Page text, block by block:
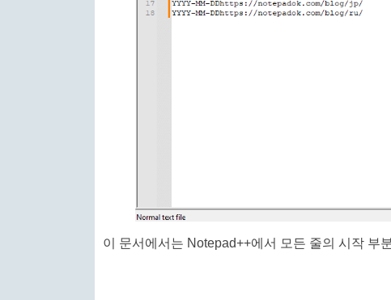
이 문서에서는 Notepad++에서 모든 줄의 시작 부